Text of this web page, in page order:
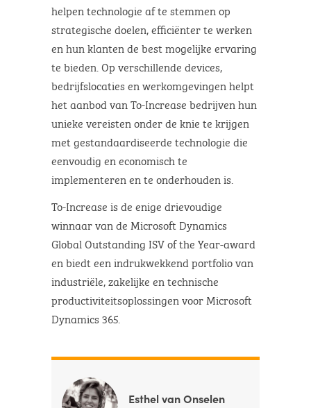
helpen technologie af te stemmen op
strategische doelen, efficiënter te werken
en hun klanten de best mogelijke ervaring
te bieden. Op verschillende devices,
bedrijfslocaties en werkomgevingen helpt
het aanbod van To-Increase bedrijven hun
unieke vereisten onder de knie te krijgen
met gestandaardiseerde technologie die
eenvoudig en economisch te
implementeren en te onderhouden is.
To-Increase is de enige drievoudige
winnaar van de Microsoft Dynamics
Global Outstanding ISV of the Year-award
en biedt een indrukwekkend portfolio van
industriële, zakelijke en technische
productiviteitsoplossingen voor Microsoft
Dynamics 365.
Esthel van Onselen